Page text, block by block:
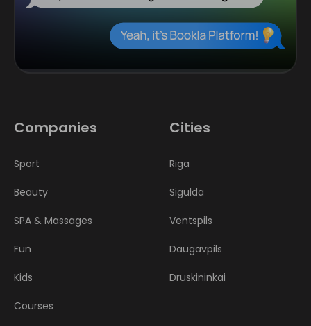
Companies
Sport
Beauty
SPA & Massages
Fun
Kids
Courses
Cities
Riga
Sigulda
Ventspils
Daugavpils
Druskininkai